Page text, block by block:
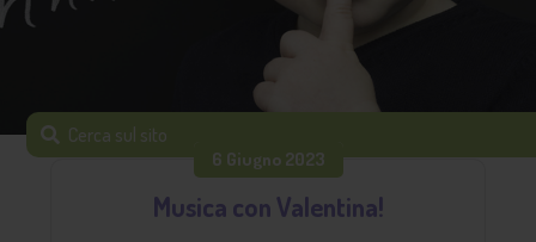
6 Giugno 2023
Musica con Valentina!